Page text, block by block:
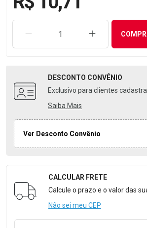
REMOVER UMA UNIDADEAUMENTAR
DESCONTO CONVÊNIO
Exclusivo para clientes
Saiba Mais
Ver Desconto Convênio
Formulário para Calcular o
CALCULAR FRETE
Calcule o prazo e o valor das
Não sei meu CEP